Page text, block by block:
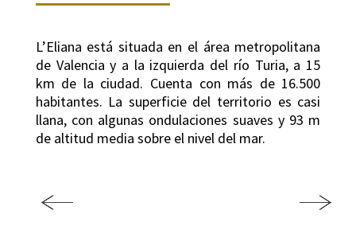
L’Eliana está situada en el área metropolitana
de Valencia y a la izquierda del río Turia, a 15
km de la ciudad. Cuenta con más de 16.500
habitantes. La superficie del territorio es casi
llana, con algunas ondulaciones suaves y 93 m
de altitud media sobre el nivel del mar.